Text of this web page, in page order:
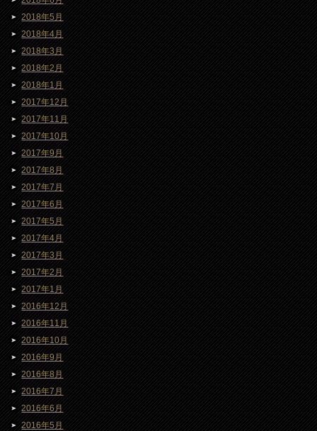
2018年5月
2018年4月
2018年3月
2018年2月
2018年1月
2017年12月
2017年11月
2017年10月
2017年9月
2017年8月
2017年7月
2017年6月
2017年5月
2017年4月
2017年3月
2017年2月
2017年1月
2016年12月
2016年11月
2016年10月
2016年9月
2016年8月
2016年7月
2016年6月
2016年5月